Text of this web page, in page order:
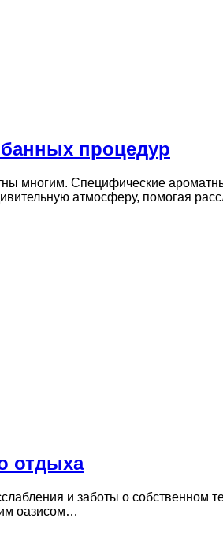
процедур
многим. Специфические
атмосферу, помогая
отдыха
и заботы о собственном
оазисом…